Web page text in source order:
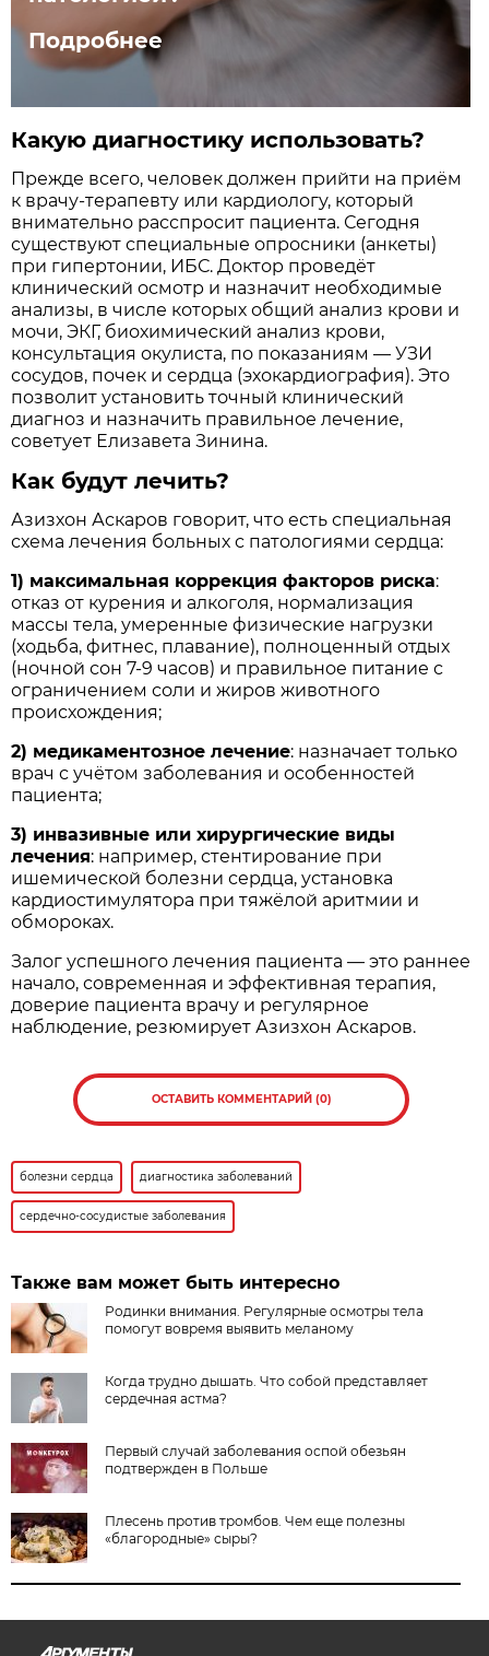
Подробнее
Какую диагностику использовать?
Прежде всего, человек должен прийти на приём
к врачу-терапевту или кардиологу, который
внимательно расспросит пациента. Сегодня
существуют специальные опросники (анкеты)
при гипертонии, ИБС. Доктор проведёт
клинический осмотр и назначит необходимые
анализы, в числе которых общий анализ крови и
мочи, ЭКГ, биохимический анализ крови,
консультация окулиста, по показаниям — УЗИ
сосудов, почек и сердца (эхокардиография). Это
позволит установить точный клинический
диагноз и назначить правильное лечение,
советует Елизавета Зинина.
Как будут лечить?
Азизхон Аскаров говорит, что есть специальная
схема лечения больных с патологиями сердца:
1) максимальная коррекция факторов риска:
отказ от курения и алкоголя, нормализация
массы тела, умеренные физические нагрузки
(ходьба, фитнес, плавание), полноценный отдых
(ночной сон 7-9 часов) и правильное питание с
ограничением соли и жиров животного
происхождения;
2) медикаментозное лечение: назначает только
врач с учётом заболевания и особенностей
пациента;
3) инвазивные или хирургические виды
лечения: например, стентирование при
ишемической болезни сердца, установка
кардиостимулятора при тяжёлой аритмии и
обмороках.
Залог успешного лечения пациента — это раннее
начало, современная и эффективная терапия,
доверие пациента врачу и регулярное
наблюдение, резюмирует Азизхон Аскаров.
ОСТАВИТЬ КОММЕНТАРИЙ (0)
болезни сердца диагностика заболеваний
сердечно-сосудистые заболевания
Также вам может быть интересно
Родинки внимания. Регулярные осмотры тела
помогут вовремя выявить меланому
Когда трудно дышать. Что собой представляет
сердечная астма?
Первый случай заболевания оспой обезьян
подтвержден в Польше
Плесень против тромбов. Чем еще полезны
«благородные» сыры?